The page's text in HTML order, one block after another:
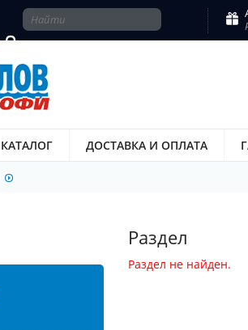
КАТАЛОГ ДОСТАВКА И ОПЛАТА
Раздел
Раздел не найден.